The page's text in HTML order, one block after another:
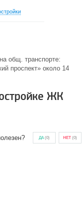
общ. транспорте:
проспект» около 14
ЖК
ДА(0) НЕТ (0)